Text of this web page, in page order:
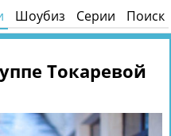
Шоубиз Серии Поиск
Токаревой